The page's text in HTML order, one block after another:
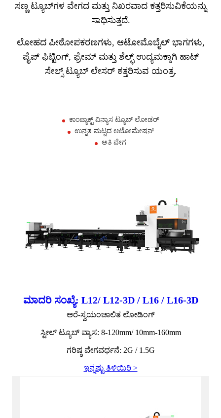
ಸಣ್ಣ ಟ್ಯೂಬ್‌ಗಳ ವೇಗದ ಮತ್ತು ನಿಖರವಾದ ಕತ್ತರಿಸುವಿಕೆಯನ್ನು
ಸಾಧಿಸುತ್ತದೆ.
ಲೋಹದ ಪೀಠೋಪಕರಣಗಳು, ಆಟೋಮೊಬೈಲ್ ಭಾಗಗಳು,
ಪೈಪ್ ಫಿಟ್ಟಿಂಗ್, ಫ್ರೇಮ್ ಮತ್ತು ಶೆಲ್ಫ್ ಉದ್ಯಮಕ್ಕಾಗಿ ಹಾಟ್
ಸೇಲ್ಸ್ ಟ್ಯೂಬ್ ಲೇಸರ್ ಕತ್ತರಿಸುವ ಯಂತ್ರ.
ಕಾಂಪ್ಯಾಕ್ಟ್ ವಿನ್ಯಾಸ ಟ್ಯೂಬ್ ಲೋಡರ್
ಉನ್ನತ ಮಟ್ಟದ ಆಟೋಮೇಷನ್
ಅತಿ ವೇಗ
ಮಾದರಿ ಸಂಖ್ಯೆ: L12/ L12-3D / L16 / L16-3D
ಅರೆ-ಸ್ವಯಂಚಾಲಿತ ಲೋಡಿಂಗ್
ಸ್ಟೀಲ್ ಟ್ಯೂಬ್ ವ್ಯಾಸ: 8-120mm/ 10mm-160mm
ಗರಿಷ್ಠ ವೇಗವರ್ಧನೆ: 2G / 1.5G
ಇನ್ನಷ್ಟು ತಿಳಿಯಿರಿ >